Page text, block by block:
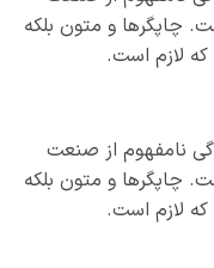
و متون بلکه
است.
از صنعت
و متون بلکه
است.